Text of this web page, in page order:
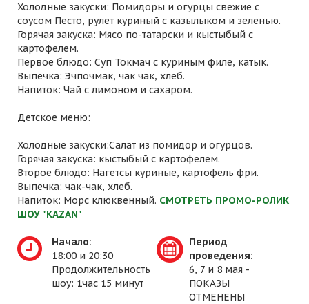
Холодные закуски: Помидоры и огурцы свежие с
соусом Песто, рулет куриный с казылыком и зеленью.
Горячая закуска: Мясо по-татарски и кыстыбый с
картофелем.
Первое блюдо: Суп Токмач с куриным филе, катык.
Выпечка: Эчпочмак, чак чак, хлеб.
Напиток: Чай с лимоном и сахаром.
Детское меню:
Холодные закуски:Салат из помидор и огурцов.
Горячая закуска: кыстыбый с картофелем.
Второе блюдо: Нагетсы куриные, картофель фри.
Выпечка: чак-чак, хлеб.
Напиток: Морс клюквенный. СМОТРЕТЬ ПРОМО-РОЛИК
ШОУ "KAZAN"
Начало:
18:00 и 20:30
Продолжительность
шоу: 1час 15 минут
Период
проведения:
6, 7 и 8 мая -
ПОКАЗЫ
ОТМЕНЕНЫ